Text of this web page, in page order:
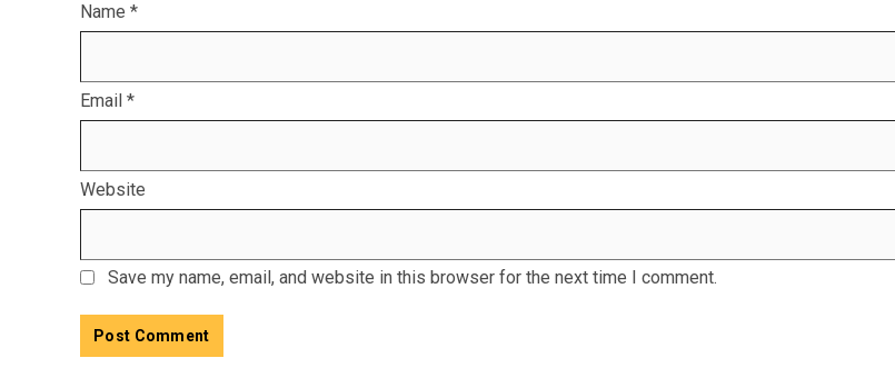
Name *
Email *
Website
Save my name, email, and website in this browser for the next time I comment.